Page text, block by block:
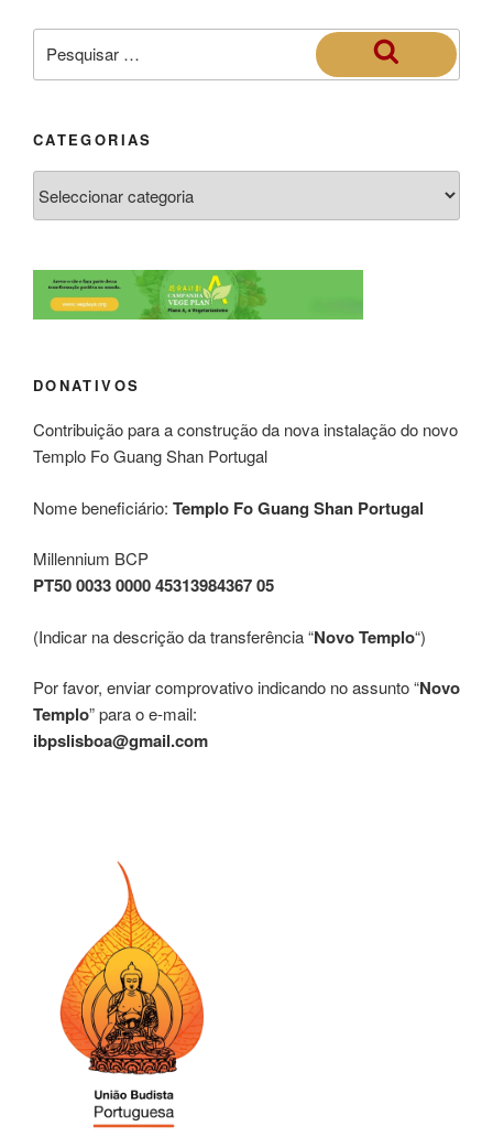
CATEGORIAS
DONATIVOS
Contribuição para a construção da nova instalação do novo
Templo Fo Guang Shan Portugal
Nome beneficiário: Templo Fo Guang Shan Portugal
Millennium BCP
PT50 0033 0000 45313984367 05
(Indicar na descrição da transferência “Novo Templo“)
Por favor, enviar comprovativo indicando no assunto “Novo
Templo” para o e-mail:
ibpslisboa@gmail.com